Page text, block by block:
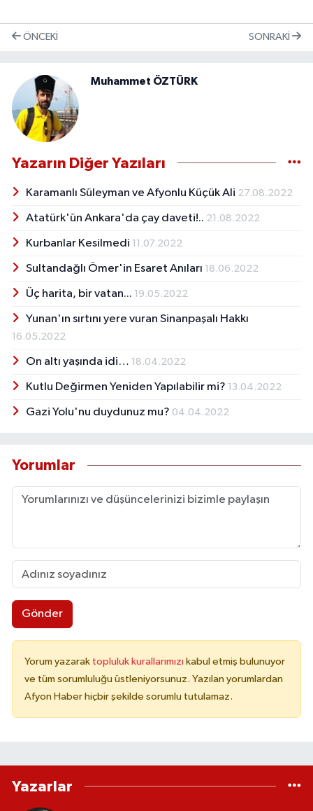
ÖNCEKI SONRAKI
Muhammet ÖZTÜRK
Yazarın Diğer Yazıları
Karamanlı Süleyman ve Afyonlu Küçük Ali 27.08.2022
Atatürk'ün Ankara'da çay daveti!.. 21.08.2022
Kurbanlar Kesilmedi 11.07.2022
Sultandağlı Ömer'in Esaret Anıları 18.06.2022
Üç harita, bir vatan... 19.05.2022
Yunan'ın sırtını yere vuran Sinanpaşalı Hakkı
16.05.2022
On altı yaşında idi… 18.04.2022
Kutlu Değirmen Yeniden Yapılabilir mi? 13.04.2022
Gazi Yolu'nu duydunuz mu? 04.04.2022
Yorumlar
Gönder
Yorum yazarak topluluk kurallarımızı kabul etmiş bulunuyor
ve tüm sorumluluğu üstleniyorsunuz. Yazılan yorumlardan
Afyon Haber hiçbir şekilde sorumlu tutulamaz.
Yazarlar